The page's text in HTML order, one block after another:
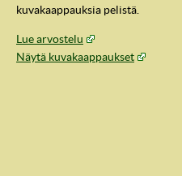
kuvakaappauksia pelistä.
Lue arvostelu
Näytä kuvakaappaukset